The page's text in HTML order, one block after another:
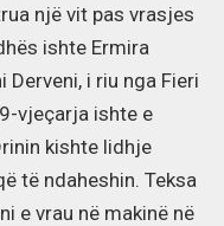
një vit pas vrasjes
ishte Ermira
Derveni, i riu nga Fieri
vjeçarja ishte e
kishte lidhje
të ndaheshin. Teksa
e vrau në makinë në